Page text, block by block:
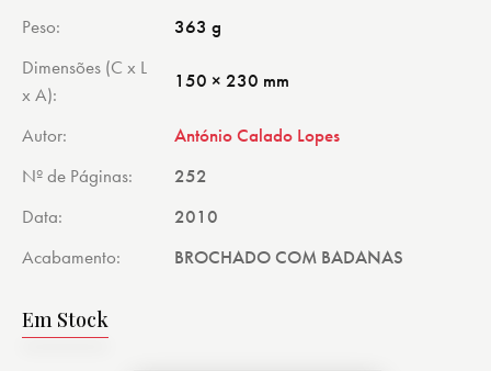
Peso
363 g
Dimensões (C x L
x A)
150 × 230 mm
Autor
António Calado Lopes
Nº de Páginas
252
Data
2010
Acabamento
BROCHADO COM BADANAS
Em Stock